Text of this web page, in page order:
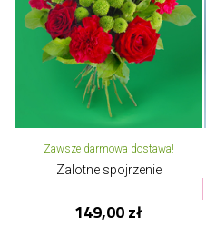
Zawsze darmowa dostawa!
Zalotne spojrzenie
149,00 zł